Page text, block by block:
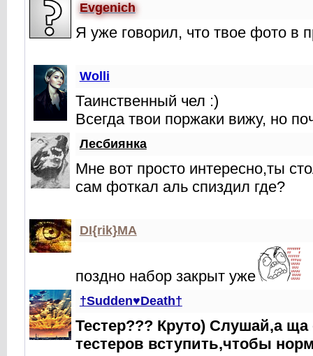
Evgenich
Я уже говорил, что твое фото в
Wolli
Таинственный чел :)
Всегда твои поржаки вижу, но
Лесбиянка
Мне вот просто интересно,ты
сам фоткал аль спиздил где?
DI{rik}MA
поздно набор закрыт уже
†Sudden♥Death†
Тестер??? Круто) Слушай,а
тестеров вступить,чтобы